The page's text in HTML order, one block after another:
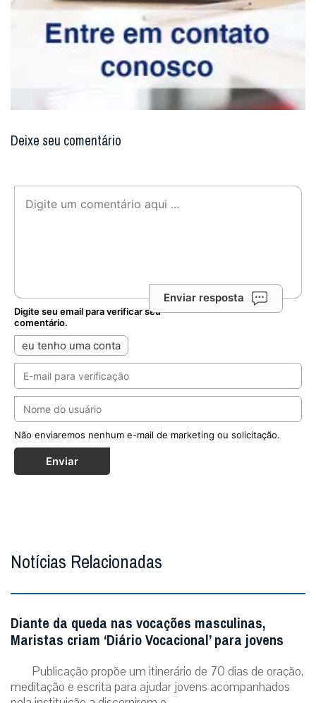
Deixe seu comentário
Enviar resposta
Digite seu email para verificar seu
comentário.
eu tenho uma conta
Não enviaremos nenhum e-mail de marketing ou solicitação.
Enviar
Notícias Relacionadas
Diante da queda nas vocações masculinas,
Maristas criam ‘Diário Vocacional’ para jovens
Publicação propõe um itinerário de 70 dias de oração,
meditação e escrita para ajudar jovens acompanhados